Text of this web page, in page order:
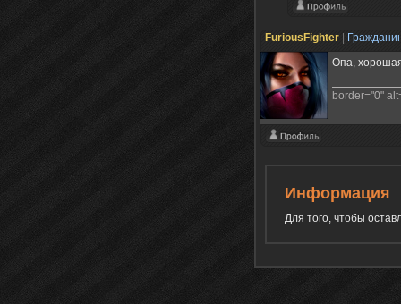
FuriousFighter
Опа,
border="0"
Информация
Для того, чтобы